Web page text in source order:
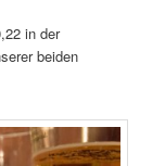
in der
beiden